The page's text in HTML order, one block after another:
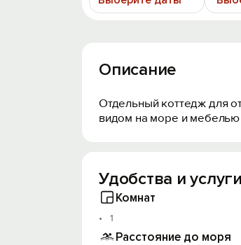
Описание
Отдельный коттедж для
видом на море и мебелью
Удобства и услуги
Комнат
1
Расстояние до моря